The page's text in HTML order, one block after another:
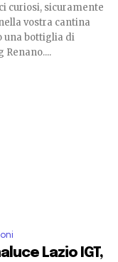
curiosi, sicuramente
vostra cantina
una bottiglia di
Renano....
Lazio IGT,